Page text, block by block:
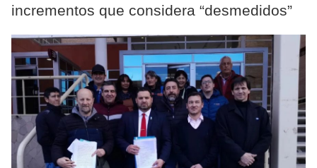
incrementos que considera “desmedidos”